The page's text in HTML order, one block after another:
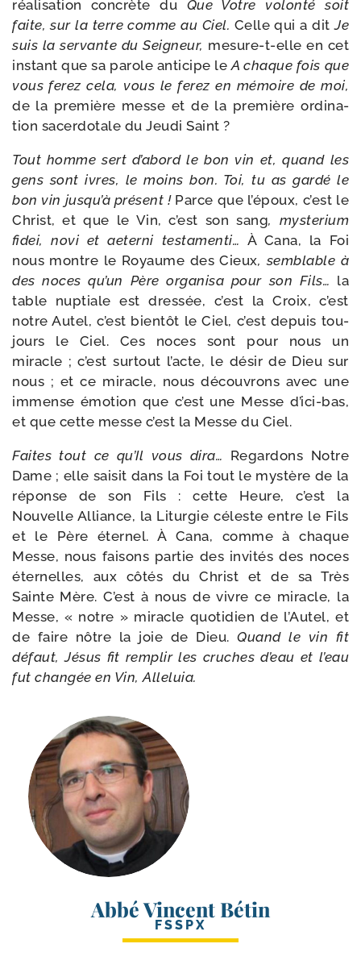
réa­li­sa­tion concrète du Que Votre volon­té soit
faite, sur la terre comme au Ciel. Celle qui a ditJe
suis la ser­vante du Seigneur, mesure-​t-​elle en cet
ins­tant que sa parole anti­cipe leA chaque fois que
vous ferez cela, vous le ferez en mémoire de moi,
de la pre­mière messe et de la pre­mière ordi­na­
tion sacer­do­tale du Jeudi Saint ?
Tout homme sert d’a­bord le bon vin et, quand les
gens sont ivres, le moins bon. Toi, tu as gar­dé le
bon vin jus­qu’à pré­sent !Parce que l’époux, c’est le
Christ, et que le Vin, c’est son sang, mys­te­rium
fidei, novi et aeter­ni tes­ta­men­ti… À Cana, la Foi
nous montre le Royaume des Cieux, sem­blable à
des noces qu’un Père orga­ni­sa pour son Fils… la
table nup­tiale est dres­sée, c’est la Croix, c’est
notre Autel, c’est bien­tôt le Ciel, c’est depuis tou­
jours le Ciel. Ces noces sont pour nous un
miracle ; c’est sur­tout l’acte, le désir de Dieu sur
nous ; et ce miracle, nous décou­vrons avec une
immense émo­tion que c’est une Messe d’ici-bas,
et que cette messe c’est la Messe du Ciel.
Faites tout ce qu’Il vous dira… Regardons Notre
Dame ; elle sai­sit dans la Foi tout le mys­tère de la
réponse de son Fils : cette Heure, c’est la
Nouvelle Alliance, la Liturgie céleste entre le Fils
et le Père éter­nel. À Cana, comme à chaque
Messe, nous fai­sons par­tie des invi­tés des noces
éter­nelles, aux côtés du Christ et de sa Très
Sainte Mère. C’est à nous de vivre ce miracle, la
Messe, « notre » miracle quo­ti­dien de l’Autel, et
de faire nôtre la joie de Dieu. Quand le vin fit
défaut, Jésus fit rem­plir les cruches d’eau et l’eau
fut chan­gée en Vin, Alleluia.
Abbé Vincent Bétin
FSSPX